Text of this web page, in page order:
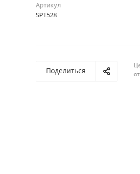
Артикул
SPT528
Поделиться